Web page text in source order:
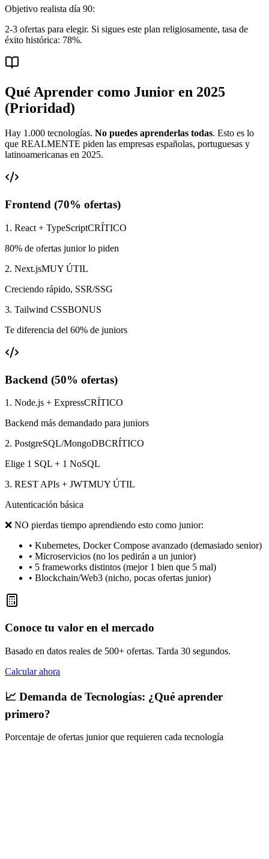
Objetivo realista día 90:
2-3 ofertas para elegir. Si sigues este plan religiosamente, tasa de
éxito histórica: 78%.
Qué Aprender como Junior en 2025
(Prioridad)
Hay 1.000 tecnologías. No puedes aprenderlas todas. Esto es lo
que REALMENTE piden las empresas españolas, portuguesas y
latinoamericanas en 2025.
Frontend (70% ofertas)
1. React + TypeScriptCRÍTICO
80% de ofertas junior lo piden
2. Next.jsMUY ÚTIL
Creciendo rápido, SSR/SSG
3. Tailwind CSSBONUS
Te diferencia del 60% de juniors
Backend (50% ofertas)
1. Node.js + ExpressCRÍTICO
Backend más demandado para juniors
2. PostgreSQL/MongoDBCRÍTICO
Elige 1 SQL + 1 NoSQL
3. REST APIs + JWTMUY ÚTIL
Autenticación básica
❌ NO pierdas tiempo aprendiendo esto como junior:
• Kubernetes, Docker Compose avanzado (demasiado senior)
• Microservicios (no los pedirán a un junior)
• 5 frameworks distintos (mejor 1 bien que 5 mal)
• Blockchain/Web3 (nicho, pocas ofertas junior)
Conoce tu valor en el mercado
Basado en datos reales de 500+ ofertas. Tarda 30 segundos.
Calcular ahora
📈 Demanda de Tecnologías: ¿Qué aprender
primero?
Porcentaje de ofertas junior que requieren cada tecnología